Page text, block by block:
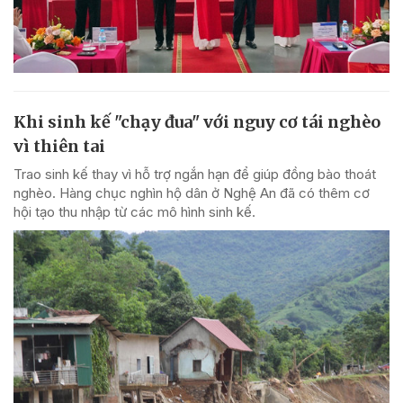
Khi sinh kế "chạy đua" với nguy cơ tái nghèo
vì thiên tai
Trao sinh kế thay vì hỗ trợ ngắn hạn để giúp đồng bào thoát
nghèo. Hàng chục nghìn hộ dân ở Nghệ An đã có thêm cơ
hội tạo thu nhập từ các mô hình sinh kế.